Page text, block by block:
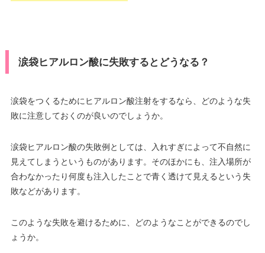
涙袋ヒアルロン酸に失敗するとどうなる？
涙袋をつくるためにヒアルロン酸注射をするなら、どのような失
敗に注意しておくのが良いのでしょうか。
涙袋ヒアルロン酸の失敗例としては、入れすぎによって不自然に
見えてしまうというものがあります。そのほかにも、注入場所が
合わなかったり何度も注入したことで青く透けて見えるという失
敗などがあります。
このような失敗を避けるために、どのようなことができるのでし
ょうか。